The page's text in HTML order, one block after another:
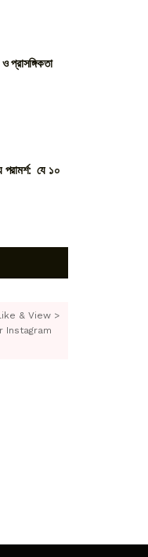
প্রাসঙ্গিকতা
পরামর্শ: যে ১০
& View >
Instagram